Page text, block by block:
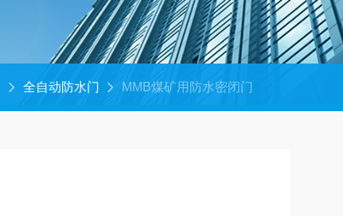
全自动防水门 MMB煤矿用防水密闭门